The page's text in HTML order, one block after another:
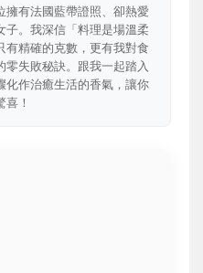
擁有法國藍帶證照、卻熱愛
子。我深信「料理是場溫柔
有精確的克數，更有我對食
零失敗秘訣。跟我一起踏入
化作治癒生活的香氣，讓你
！